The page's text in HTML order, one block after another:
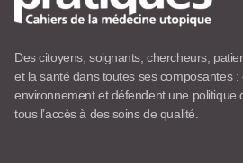
Des citoyens, soignants, chercheurs,
et la santé dans toutes ses composantes
environnement et défendent une politique
tous l’accès à des soins de qualité.